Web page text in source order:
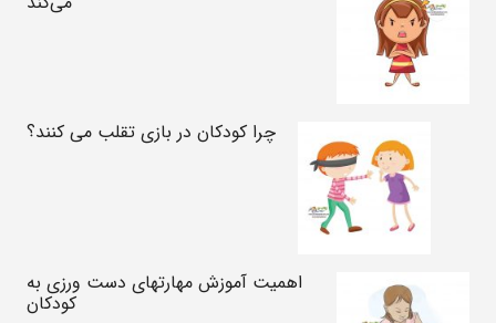
چرا کودکان در بازی تقلب می کنند؟
اهمیت آموزش مهارتهای دست ورزی به
کودکان